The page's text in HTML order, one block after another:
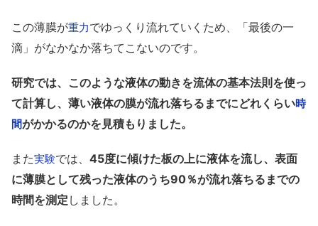
この薄膜が重力でゆっくり流れていくため、「最後の一
滴」がなかなか落ちてこないのです。
研究では、このような液体の動きを流体の基本法則を使っ
て計算し、薄い液体の膜が流れ落ちるまでにどれくらい時
間がかかるのかを見積もりました。
また実験では、 45度に傾けた板の上に液体を流し、表面
に薄膜として残った液体のうち90％が流れ落ちるまでの
時間を測定 しました。